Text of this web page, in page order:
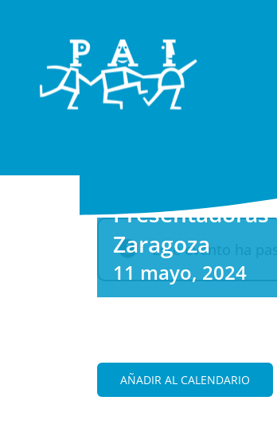
Este evento ha
Presentadoras
Zaragoza
11 mayo, 2024
AÑADIR AL CALENDARIO